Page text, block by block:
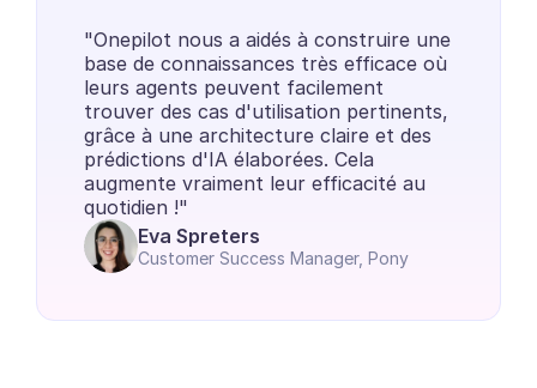
"Onepilot nous a aidés à construire une
base de connaissances très efficace où
leurs agents peuvent facilement
trouver des cas d'utilisation pertinents,
grâce à une architecture claire et des
prédictions d'IA élaborées. Cela
augmente vraiment leur efficacité au
quotidien !"
Eva Spreters
Customer Success Manager, Pony